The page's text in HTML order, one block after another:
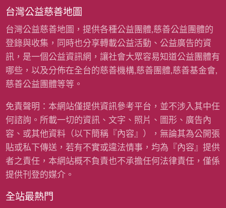
台灣公益慈善地圖
台灣公益慈善地圖，提供各種公益團體,慈善公益團體的
登錄與收集，同時也分享轉載公益活動、公益廣告的資
訊，是一個公益資訊網，讓社會大眾容易知道公益團體有
哪些，以及分佈在全台的慈善機構,慈善團體,慈善基金會,
慈善公益團體等等。
免責聲明：本網站僅提供資訊參考平台，並不涉入其中任
何諮詢。所載一切的資訊、文字、照片、圖形、廣告內
容、或其他資料（以下簡稱『內容』），無論其為公開張
貼或私下傳送，若有不實或違法情事，均為『內容』提供
者之責任，本網站概不負責也不承擔任何法律責任，僅係
提供刊登的媒介。
全站最熱門